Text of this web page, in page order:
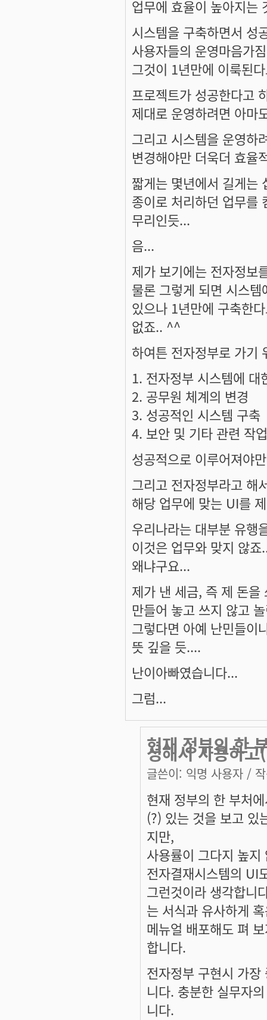
업무에 효율이 높아지는
시스템을 구축하면서 성
사용자들의 운영마음가
그것이 1년만에 이룩된
프로젝트가 성공한다고
제대로 운영하려면 아마
그리고 시스템을 운영하
변경해야만 더욱더 효율
짧게는 몇년에서 길게는
종이로 처리하던 업무를
무리인듯...
음...
제가 보기에는 전자정보
물론 그렇게 되면 시스
있으나 1년만에 구축한
없죠.. ^^
하여튼 전자정부로 가기
1. 전자정부 시스템에
2. 공무원 체계의 변경
3. 성공적인 시스템 구축
4. 보안 및 기타 관련 작
성공적으로 이루어져야
그리고 전자정부라고 해
해당 업무에 맞는 UI를
우리나라는 대부분 유행
이것은 업무와 맞지 않
왜냐구요...
제가 낸 세금, 즉 제 돈을
만들어 놓고 쓰지 않고
그렇다면 아예 난민들이
뜻 깊을 듯....
난이아빠였습니다...
그럼...
현재 정부의 한
성해서 사용하
글쓴이: 익명 사용자 /
현재 정부의 한 부처
(?) 있는 것을 보고 있
지만,
사용률이 그다지 높
전자결재시스템의 UI
그런것이라 생각합니
는 서식과 유사하게
메뉴얼 배포해도 펴
합니다.
전자정부 구현시 가
니다. 충분한 실무자
니다.